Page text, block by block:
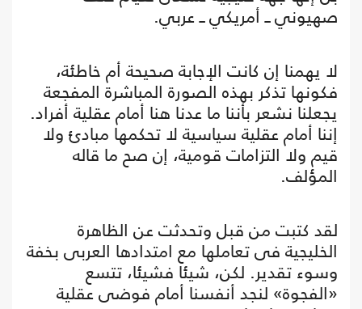
صهيوني ــ أمريكي ــ عربي.
لا يهمنا إن كانت الإجابة صحيحة أم خاطئة،
فكونها تذكر بهذه الصورة المباشرة المفجعة
يجعلنا نشعر بأننا ما عدنا هنا أمام عقلية أفراد.
إننا أمام عقلية سياسية لا تحكمها مبادئ ولا
قيم ولا التزامات قومية، إن صح ما قاله
المؤلف.
لقد كتبت من قبل وتحدثت عن الظاهرة
الخليجية فى تعاملها مع امتدادها العربى بخفة
وسوء تقدير. لكن، شيئا فشيئا، تتسع
«الفجوة» لنجد أنفسنا أمام فوضى عقلية